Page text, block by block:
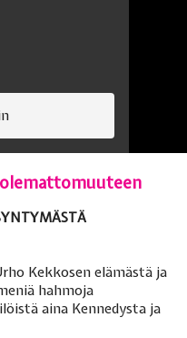
Kekkosen elämästä ja
hahmoja
aina Kennedysta ja